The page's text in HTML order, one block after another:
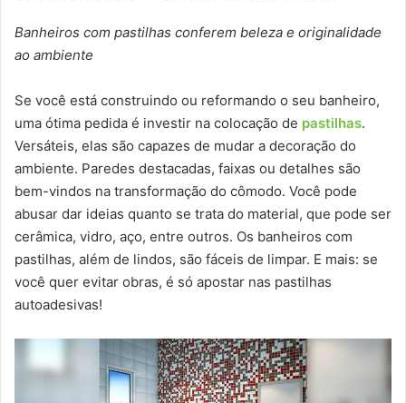
Banheiros com pastilhas conferem beleza e originalidade
ao ambiente
Se você está construindo ou reformando o seu banheiro,
uma ótima pedida é investir na colocação de pastilhas.
Versáteis, elas são capazes de mudar a decoração do
ambiente. Paredes destacadas, faixas ou detalhes são
bem-vindos na transformação do cômodo. Você pode
abusar dar ideias quanto se trata do material, que pode ser
cerâmica, vidro, aço, entre outros. Os banheiros com
pastilhas, além de lindos, são fáceis de limpar. E mais: se
você quer evitar obras, é só apostar nas pastilhas
autoadesivas!